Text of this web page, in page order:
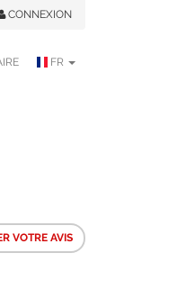
CONNEXION
FR
VOTRE AVIS